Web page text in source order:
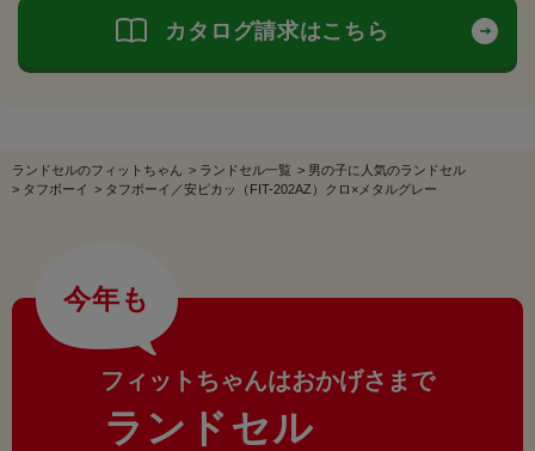
カタログ請求はこちら
ランドセルのフィットちゃん > ランドセル一覧 > 男の子に人気のランドセル
> タフボーイ > タフボーイ／安ピカッ（FIT-202AZ）クロ×メタルグレー
今年も
フィットちゃんはおかげさまで
ランドセル